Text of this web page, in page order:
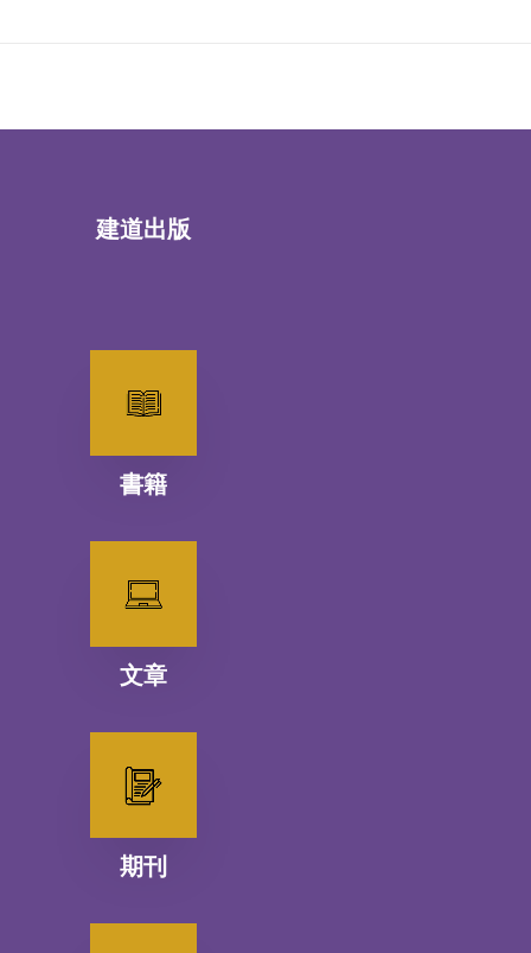
建道出版
書籍
文章
期刊